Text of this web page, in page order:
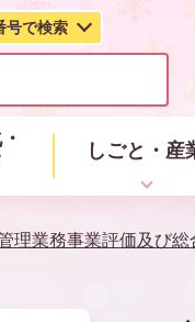
号で検索
しごと・産
理業務事業評価及び総